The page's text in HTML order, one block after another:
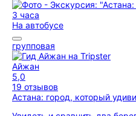
3 часа
На автобусе
групповая
Айжан
5,0
19 отзывов
Астана: город, который